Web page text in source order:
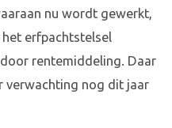
nu wordt gewerkt,
erfpachtstelsel
rentemiddeling. Daar
verwachting nog dit jaar